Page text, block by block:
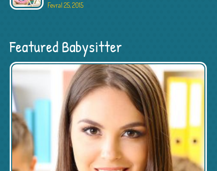
Fevral 25, 2015
Featured Babysitter